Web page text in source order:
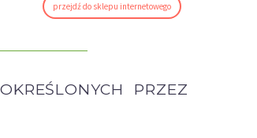
przejdź do sklepu internetowego
PRZEZ